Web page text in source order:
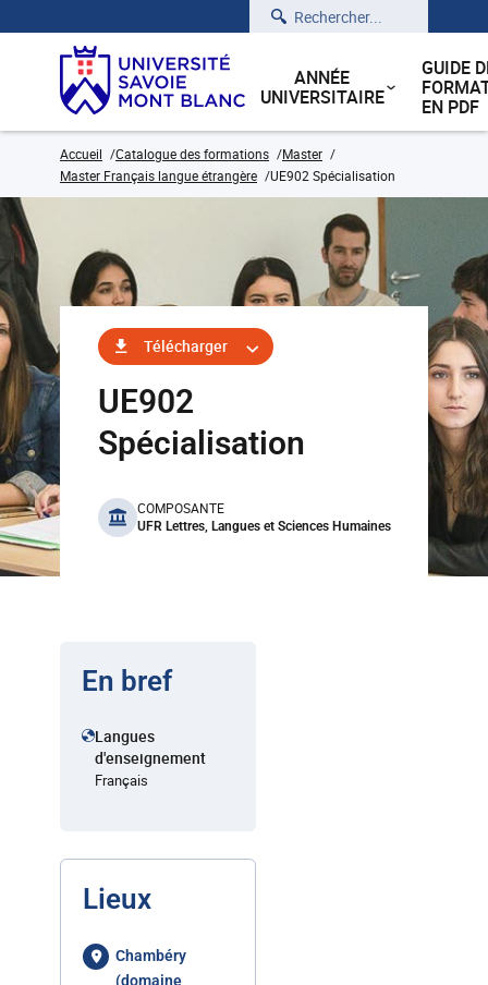
Rechercher
ANNÉE
UNIVERSITAIRE
GUIDE
EN PDF
Accueil Catalogue des formations
Master
Master Français langue étrangère
UE902 Spécialisation
Télécharger
UE902
Spécialisation
benefits
COMPOSANTE
UFR Lettres, Langues et Sciences Humaines
En bref
Langues
d'enseignement
Français
Lieux
Chambéry
(domaine